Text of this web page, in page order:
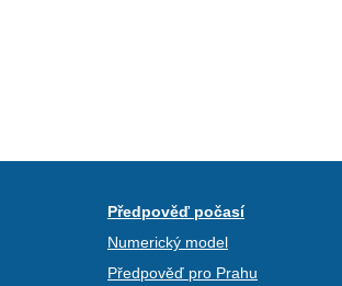
Předpověď počasí
Numerický model
Předpověď pro Prahu